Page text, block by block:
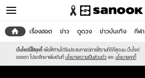
หน้าแรก
เรื่องฮอต ข่าว ดูดวง ข่าวบันเทิง กีฬา
เว็บไซต์นี้ใช้คุกกี้ เพื่อให้ท่านได้รับประสบการณ์การใช้งานที่ดีที่สุดบน เว็บไซต์
ของเรา โปรดศึกษาเพิ่มเติมที่ นโยบายความเป็นส่วนตัว และ นโยบายคุกกี้